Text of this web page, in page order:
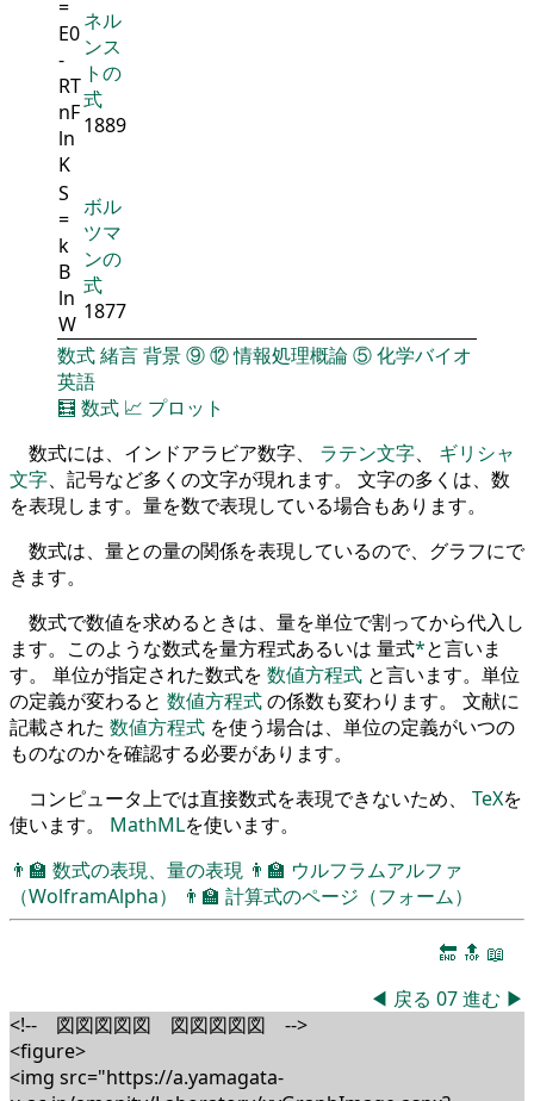
=
E0
-
RT
nF
ln
K
ネル
ンス
トの
式
1889
S
=
k
B
ln
W
ボル
ツマ
ンの
式
1877
数式緒言背景⑨⑫情報処理概論⑤化学バイオ
英語
🧮 数式 📈 プロット
数式には、インドアラビア数字、 ラテン文字、 ギリシャ
文字、記号など多くの文字が現れます。 文字の多くは、数
を表現します。量を数で表現している場合もあります。
数式は、量との量の関係を表現しているので、グラフにで
きます。
数式で数値を求めるときは、量を単位で割ってから代入し
ます。このような数式を量方程式あるいは 量式*と言いま
す。 単位が指定された数式を 数値方程式 と言います。単位
の定義が変わると 数値方程式の係数も変わります。 文献に
記載された 数値方程式 を使う場合は、単位の定義がいつの
ものなのかを確認する必要があります。
コンピュータ上では直接数式を表現できないため、 TeXを
使います。 MathMLを使います。
👨‍🏫 数式の表現、量の表現 👨‍🏫 ウルフラムアルファ
（WolframAlpha）
👨‍🏫 計算式のページ（フォーム）
🔚 🔝 📖
◀ 戻る 07進む ▶
<!-- 図図図図図 図図図図図 -->
<figure>
<img src="https://a.yamagata-